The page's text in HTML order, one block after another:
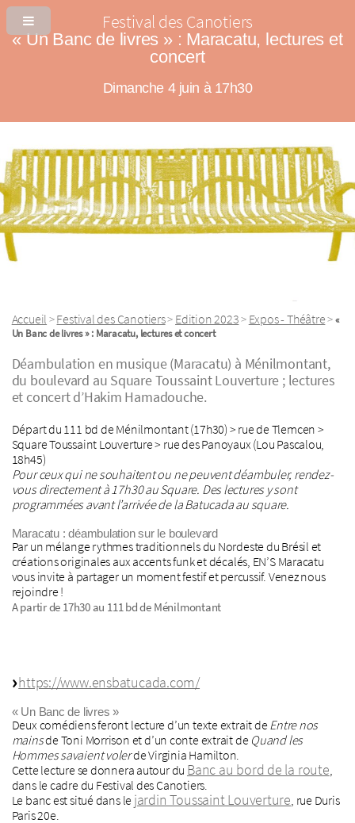
Festival des Canotiers
« Un Banc de livres » : Maracatu, lectures et
concert
Dimanche 4 juin à 17h30
Accueil >Festival des Canotiers> Edition 2023> Expos - Théâtre>«
Un Banc de livres » : Maracatu, lectures et concert
Déambulation en musique (Maracatu) à Ménilmontant,
du boulevard au Square Toussaint Louverture ; lectures
et concert d’Hakim Hamadouche.
Départ du 111 bd de Ménilmontant (17h30) > rue de Tlemcen >
Square Toussaint Louverture > rue des Panoyaux (Lou Pascalou,
18h45)
Pour ceux qui ne souhaitent ou ne peuvent déambuler, rendez-
vous directement à 17h30 au Square. Des lectures y sont
programmées avant l’arrivée de la Batucada au square.
Maracatu : déambulation sur le boulevard
Par un mélange rythmes traditionnels du Nordeste du Brésil et
créations originales aux accents funk et décalés, EN’S Maracatu
vous invite à partager un moment festif et percussif. Venez nous
rejoindre !
A partir de 17h30 au 111 bd de Ménilmontant
https://www.ensbatucada.com/
« Un Banc de livres »
Deux comédiens feront lecture d’un texte extrait de Entre nos
mainsde Toni Morrison et d’un conte extrait de Quand les
Hommes savaient volerde Virginia Hamilton.
Cette lecture se donnera autour du Banc au bord de la route
dans le cadre du Festival des Canotiers.
Le banc est situé dans le jardin Toussaint Louverture , rue Duris
Paris 20e.